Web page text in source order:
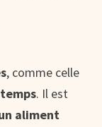
, comme celle
temps. Il est
aliment